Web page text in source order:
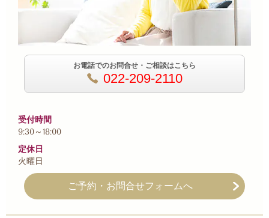
お電話でのお問合せ・ご相談はこちら
022-209-2110
受付時間
9:30～18:00
定休日
火曜日
ご予約・お問合せフォームへ